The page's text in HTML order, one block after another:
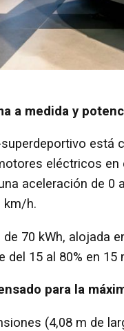
a medida y
está
eléctricos en
aceleración de
km/h.
de 70 kWh, alojada
del 15 al 80% en
para la
(4,08 m de